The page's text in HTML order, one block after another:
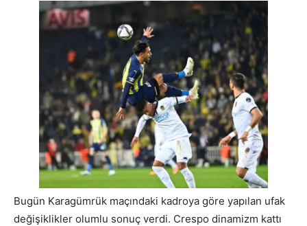
Bugün Karagümrük maçındaki kadroya göre yapılan ufak
değişiklikler olumlu sonuç verdi. Crespo dinamizm kattı